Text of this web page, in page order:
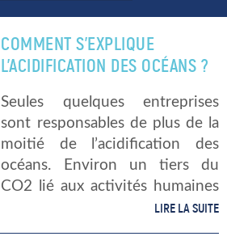
COMMENT S’EXPLIQUE
L’ACIDIFICATION DES OCÉANS ?
Seules quelques entreprises
sont responsables de plus de la
moitié de l’acidification des
océans. Environ un tiers du
CO2 lié aux activités humaines
est absorbé par les eaux chaque
LIRE LA SUITE